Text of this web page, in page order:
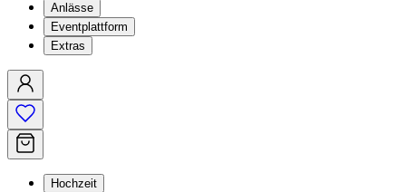
Anlässe
Eventplattform
Extras
Hochzeit